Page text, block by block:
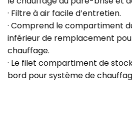
· Filtre à air facile d’entretien.
· Comprend le compartiment
inférieur de remplacement
chauffage.
· Le filet compartiment de
bord pour système de